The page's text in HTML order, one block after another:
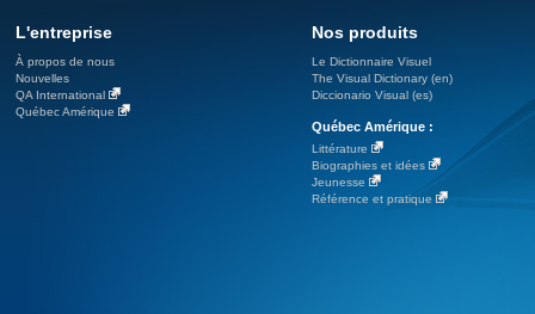
L'entreprise
À propos de nous
Nouvelles
QA International
Québec Amérique
Nos produits
Le Dictionnaire Visuel
The Visual Dictionary (en)
Diccionario Visual (es)
Québec Amérique :
Littérature
Biographies et idées
Jeunesse
Référence et pratique